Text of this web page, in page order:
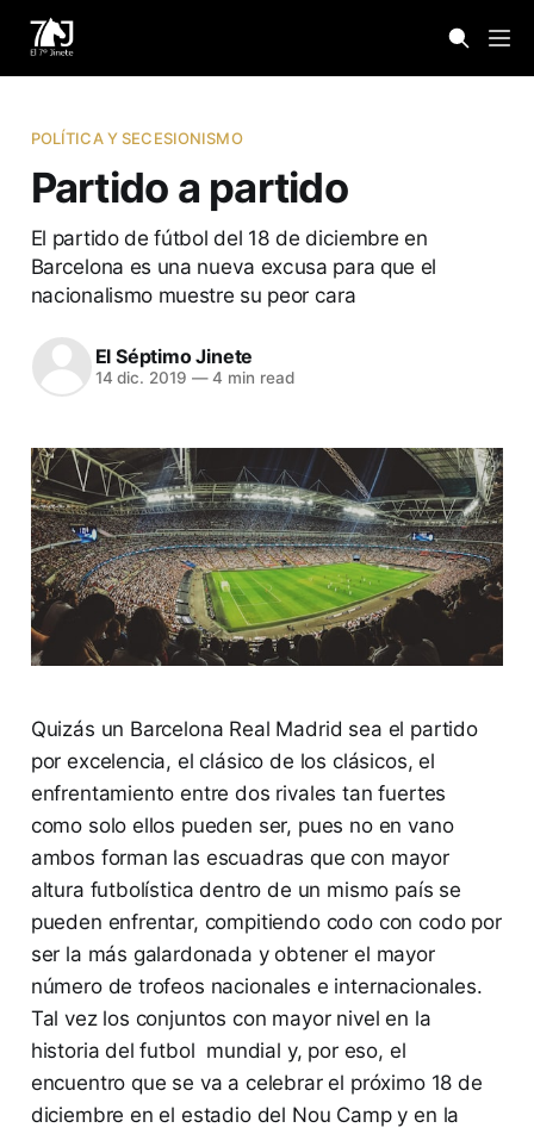
POLÍTICA Y SECESIONISMO
Partido a partido
El partido de fútbol del 18 de diciembre en
Barcelona es una nueva excusa para que el
nacionalismo muestre su peor cara
El Séptimo Jinete
14 dic. 2019 —4 min read
Quizás un Barcelona Real Madrid sea el partido
por excelencia, el clásico de los clásicos, el
enfrentamiento entre dos rivales tan fuertes
como solo ellos pueden ser, pues no en vano
ambos forman las escuadras que con mayor
altura futbolística dentro de un mismo país se
pueden enfrentar, compitiendo codo con codo por
ser la más galardonada y obtener el mayor
número de trofeos nacionales e internacionales.
Tal vez los conjuntos con mayor nivel en la
historia del futbol mundial y, por eso, el
encuentro que se va a celebrar el próximo 18 de
diciembre en el estadio del Nou Camp y en la